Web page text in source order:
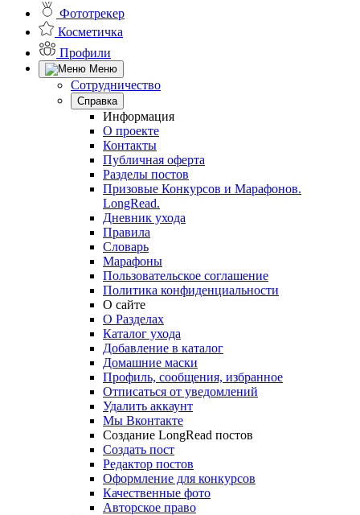
Фототрекер
Косметичка
Профили
Меню
Сотрудничество
Справка
Информация
О проекте
Контакты
Публичная оферта
Разделы постов
Призовые Конкурсов и Марафонов.
LongRead.
Дневник ухода
Правила
Словарь
Марафоны
Пользовательское соглашение
Политика конфиденциальности
О сайте
О Разделах
Каталог ухода
Добавление в каталог
Домашние маски
Профиль, сообщения, избранное
Отписаться от уведомлений
Удалить аккаунт
Мы Вконтакте
Создание LongRead постов
Создать пост
Редактор постов
Оформление для конкурсов
Качественные фото
Авторское право